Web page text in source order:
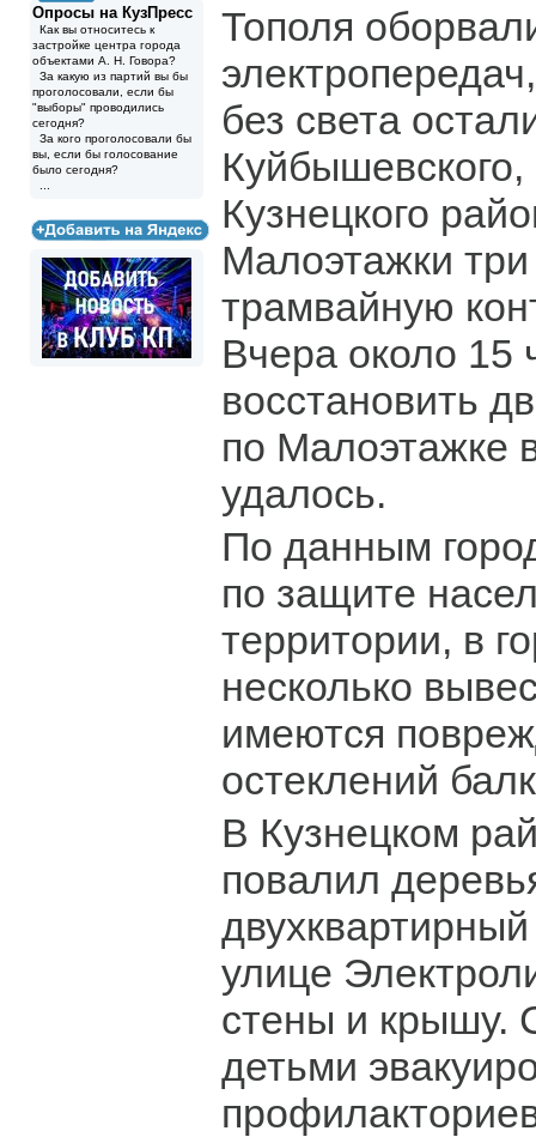
Опросы на КузПресс
Как вы относитесь к
застройке центра города
объектами А. Н. Говора?
За какую из партий вы бы
проголосовали, если бы
"выборы" проводились
сегодня?
За кого проголосовали бы
вы, если бы голосование
было сегодня?
Тополя
без света
Кузнецкого
Малоэтажки
трамвайную
Вчера около 15
восстановить
по Малоэтажке
удалось.
По данным
по защите
территории, в
несколько
имеются
остеклений
В Кузнецком
повалил
улице
стены и крышу.
детьми